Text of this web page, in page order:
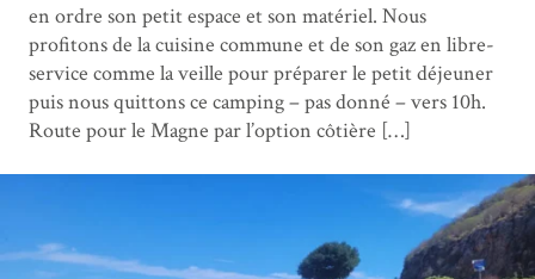
en ordre son petit espace et son matériel. Nous
profitons de la cuisine commune et de son gaz en libre-
service comme la veille pour préparer le petit déjeuner
puis nous quittons ce camping – pas donné – vers 10h.
Route pour le Magne par l’option côtière […]